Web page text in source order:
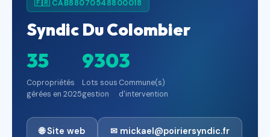
🇫🇷 CAB88070548800018
Syndic Du Colombier
35
Copropriétés
gérées en 2025
930
Lots sous
gestion
3
Commune(s)
d'intervention
🌐 Site web ✉ mickael@poiriersyndic.fr